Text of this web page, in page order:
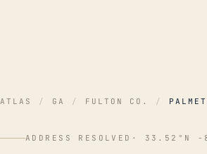
ATLAS / GA / FULTON CO. /
ADDRESS RESOLVED · 33.52°N -